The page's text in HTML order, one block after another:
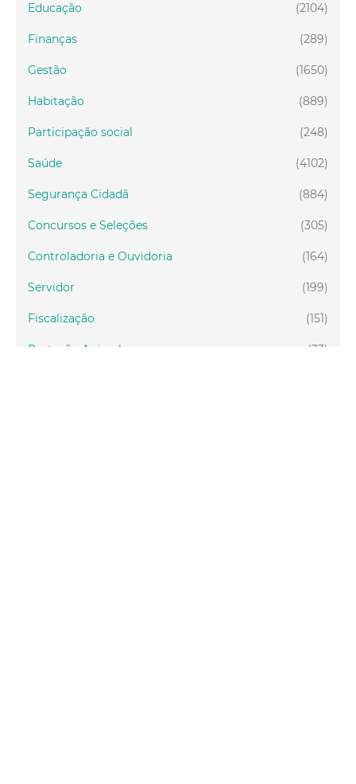
(2104)
Educação
(289)
Finanças
(1650)
Gestão
(889)
Habitação
(248)
Participação social
(4102)
Saúde
(884)
Segurança Cidadã
(305)
Concursos e Seleções
(164)
Controladoria e Ouvidoria
(199)
Servidor
(151)
Fiscalização
(33)
Proteção Animal